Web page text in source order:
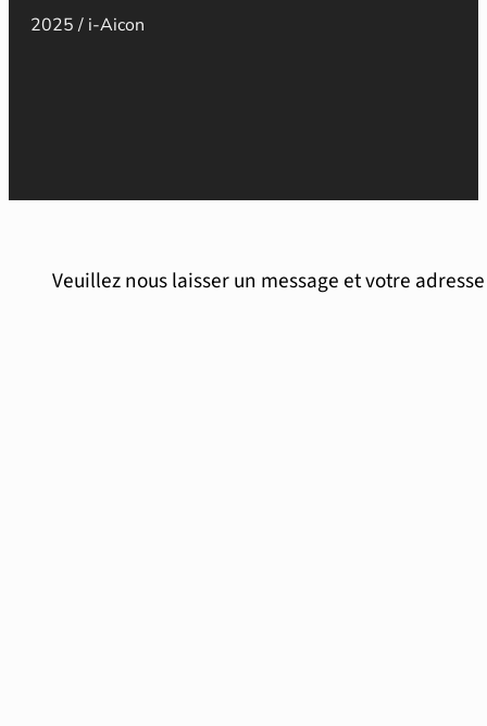
2025 / i-Aicon
Veuillez nous laisser un message et votre